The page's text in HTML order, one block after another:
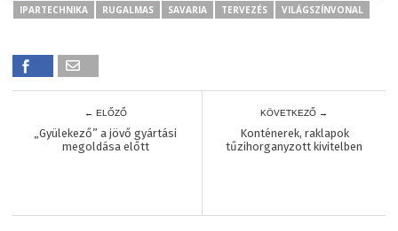
IPARTECHNIKA
RUGALMAS SAVARIA TERVEZÉS VILÁGSZÍNVONAL
← ELŐZŐ
„Gyülekező” a jövő gyártási
megoldása előtt
KÖVETKEZŐ →
Konténerek, raklapok
tűzihorganyzott kivitelben